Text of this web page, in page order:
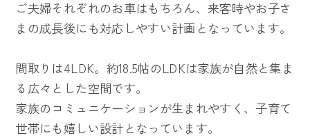
ご夫婦それぞれのお車はもちろん、来客時やお子さ
まの成長後にも対応しやすい計画となっています。
間取りは4LDK。約18.5帖のLDKは家族が自然と集ま
る広々とした空間です。
家族のコミュニケーションが生まれやすく、子育て
世帯にも嬉しい設計となっています。